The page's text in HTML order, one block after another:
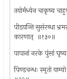
तयोर्मध्येन चाकृष्य
पीडयन्ति सुसंरब्धा
कारणात् ‍ ॥१३०॥
पापानां नरके पुंसां
पिण्डचन्धः स्मृतो याम्यो